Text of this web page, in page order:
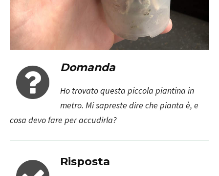
Domanda
Ho trovato questa piccola piantina in
metro. Mi sapreste dire che pianta è, e
cosa devo fare per accudirla?
Risposta